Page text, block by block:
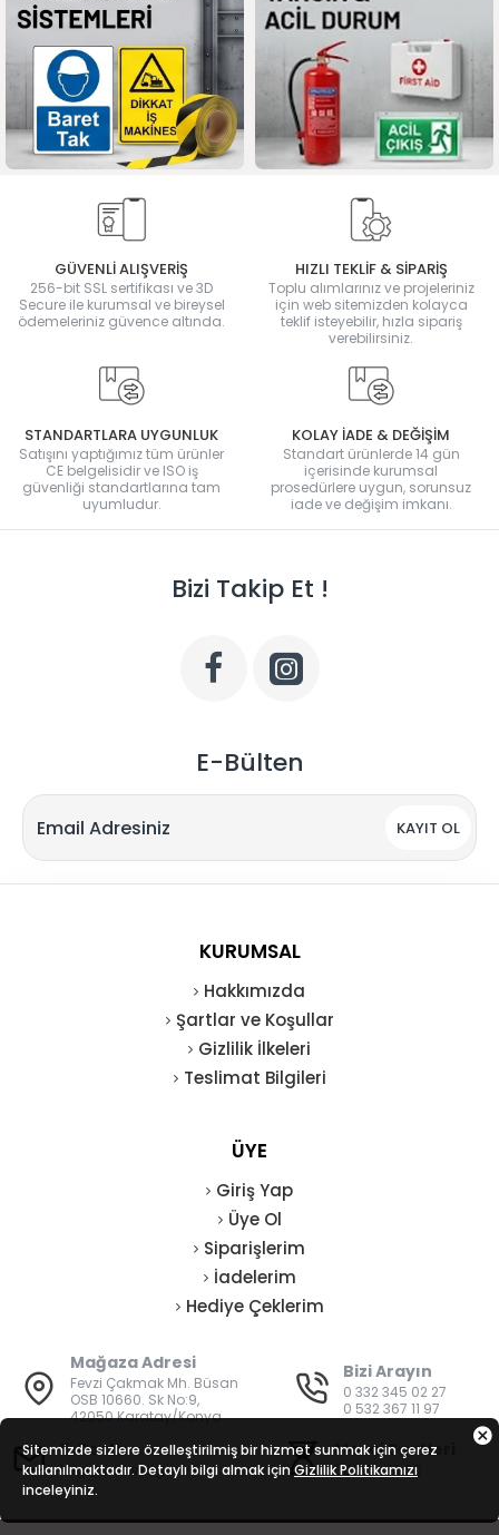
GÜVENLİ ALIŞVERİŞ
256-bit SSL sertifikası ve 3D
Secure ile kurumsal ve bireysel
ödemeleriniz güvence altında.
HIZLI TEKLİF & SİPARİŞ
Toplu alımlarınız ve projeleriniz
için web sitemizden kolayca
teklif isteyebilir, hızla sipariş
verebilirsiniz.
STANDARTLARA UYGUNLUK
Satışını yaptığımız tüm ürünler
CE belgelisidir ve ISO iş
güvenliği standartlarına tam
uyumludur.
KOLAY İADE & DEĞİŞİM
Standart ürünlerde 14 gün
içerisinde kurumsal
prosedürlere uygun, sorunsuz
iade ve değişim imkanı.
Bizi Takip Et !
E-Bülten
KAYIT OL
KURUMSAL
Hakkımızda
Şartlar ve Koşullar
Gizlilik İlkeleri
Teslimat Bilgileri
ÜYE
Giriş Yap
Üye Ol
Siparişlerim
İadelerim
Hediye Çeklerim
Mağaza Adresi
Fevzi Çakmak Mh. Büsan
OSB 10660. Sk No:9,
42050 Karatay/Konya
Bizi Arayın
0 332 345 02 27
0 532 367 11 97
E-Posta
bilgi@vatanisguvenligi.com
Mesai Saatleri
08:00 - 19:00
Sitemizde sizlere özelleştirilmiş bir hizmet sunmak için çerez
kullanılmaktadır. Detaylı bilgi almak için Gizlilik Politikamızı
inceleyiniz.